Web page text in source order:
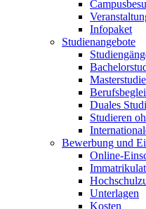
Infopaket
Studienangebote
Duales
Studieren
Bewerbung und
Online-
Unterlagen
Kosten